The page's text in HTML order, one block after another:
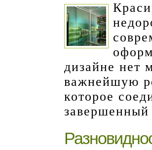
дизайне нет
важнейшую
которое
завершенный